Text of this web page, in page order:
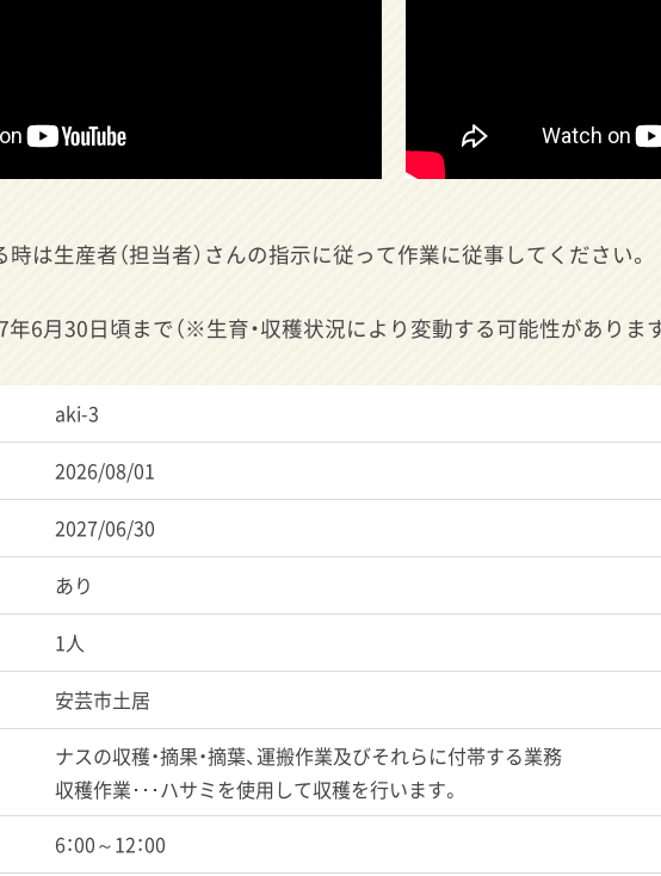
時は生産者（担当者）さんの指示に従って作業に従事してください。
6月30日頃まで（※生育・収穫状況により変動する可能性がありま
aki-3
2026/08/01
2027/06/30
あり
1人
安芸市土居
ナスの収穫・摘果・摘葉、運搬作業及びそれらに付帯する業務
収穫作業･･･ハサミを使用して収穫を行います。
6：00～12：00